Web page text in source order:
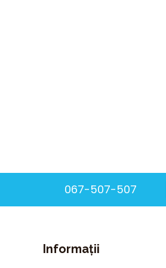
067-507-507
Informații